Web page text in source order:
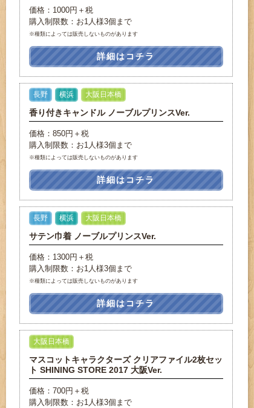
価格：1000円＋税
購入制限数：お1人様3個まで
※種類によっては販売しないものがあります
詳細はコチラ
長野 横浜 大阪日本橋
香り付きキャンドル ノーブルプリンスVer.
価格：850円＋税
購入制限数：お1人様3個まで
※種類によっては販売しないものがあります
詳細はコチラ
長野 横浜 大阪日本橋
サテン巾着 ノーブルプリンスVer.
価格：1300円＋税
購入制限数：お1人様3個まで
※種類によっては販売しないものがあります
詳細はコチラ
大阪日本橋
マスコットキャラクターズ クリアファイル2枚セッ
ト SHINING STORE 2017 大阪Ver.
価格：700円＋税
購入制限数：お1人様3個まで